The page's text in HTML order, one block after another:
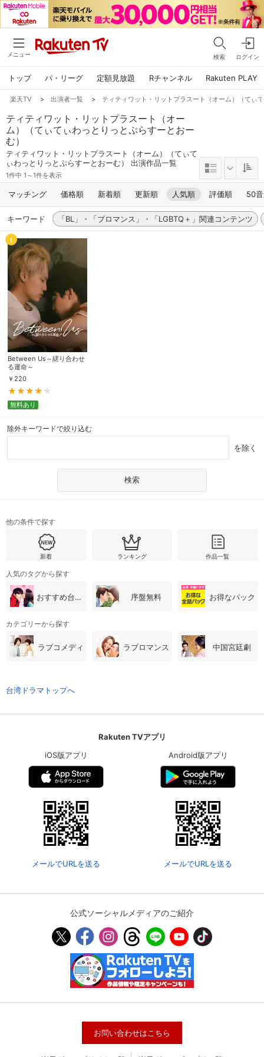
メニュー 検索 ログイン
トップ パ・リーグ 定額見放題 Rチャンネル Rakuten PLAY
会員情報
基本情報、本人連絡先、パスワード 、クレ
決済方法の変更が可能です。
楽天TV > 出演者一覧 > ティティワット・リットプラスート（オーム）（てぃ
ティティワット・リットプラスート（オー
ム）（てぃてぃわっとりっとぷらすーとおー
む）
ティティワット・リットプラスート（オーム）（てぃて
ぃわっとりっとぷらすーとおーむ） 出演作品一覧
1件中 1～1件を表示
マッチング 価格順 新着順 更新順 人気順 評価順 50
キーワード 「BL」・「ブロマンス」・「LGBTQ＋」関連コンテンツ
1
Between Us～縒り合わせ
る運命～
￥ 220
無料あり
除外キーワードで絞り込む
を除く
他の条件で探す
新着 ランキング 作品一覧
人気のタグから探す
おすすめ台湾・中国ドラマ 序盤無料 お得なパック
カテゴリーから探す
ラブコメディ ラブロマンス 中国宮廷劇
台湾ドラマトップへ
Rakuten TVアプリ
iOS版アプリ
メールでURLを送る
Android版アプリ
メールでURLを送る
公式ソーシャルメディアのご紹介
お問い合わせはこちら